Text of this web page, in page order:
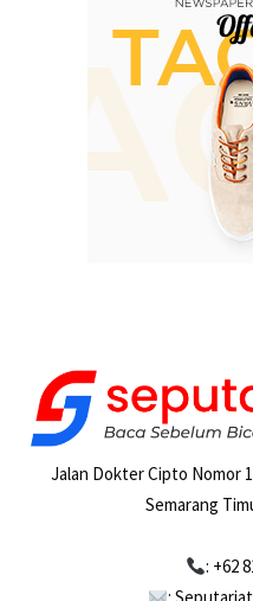
Jalan Dokter Cipto Nomor
Semarang
: +62